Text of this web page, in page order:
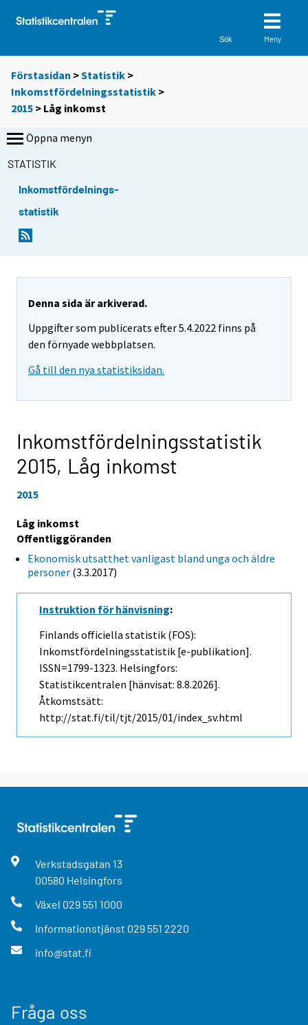
Sök Meny
Förstasidan >Statistik >
Inkomstfördelningsstatistik >
2015 > Låg inkomst
Öppna menyn
STATISTIK
Inkomstfördelnings-
statistik
Denna sida är arkiverad.
Uppgifter som publicerats efter 5.4.2022 finns på
den förnyade webbplatsen.
Gå till den nya statistiksidan.
Inkomstfördelningsstatistik
2015, Låg inkomst
2015
Låg inkomst
Offentliggöranden
Ekonomisk utsatthet vanligast bland unga och äldre
personer (3.3.2017)
Instruktion för hänvisning:
Finlands officiella statistik (FOS):
Inkomstfördelningsstatistik [e-publikation].
ISSN=1799-1323. Helsingfors:
Statistikcentralen [hänvisat: 8.8.2026].
Åtkomstsätt:
http://stat.fi/til/tjt/2015/01/index_sv.html
Verkstadsgatan 13
00580 Helsingfors
Växel 029 551 1000
Informationstjänst 029 551 2220
info@stat.fi
Fråga oss